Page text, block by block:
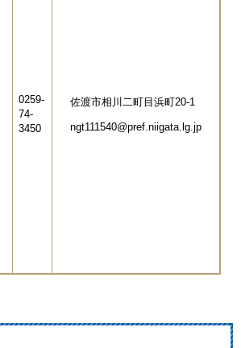
0259-
74-
3450
佐渡市相川二町目浜町20-1
ngt111540@pref.niigata.lg.jp